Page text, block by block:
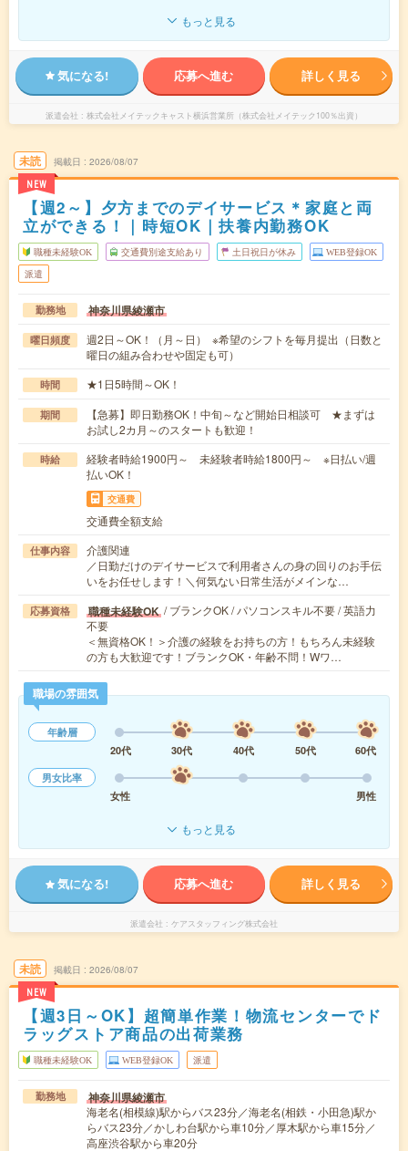
もっと見る
気になる! 応募へ進む 詳しく見る
派遣会社 株式会社メイテックキャスト横浜営業所（株式会社メイテック100％出資）
未読
NEW
掲載日 2026/08/07
【週2～】夕方までのデイサービス＊家庭と両
立ができる！｜時短OK｜扶養内勤務OK
職種未経験OK 交通費別途支給あり 土日祝日が休み WEB登録OK
派遣
勤務地 神奈川県綾瀬市
曜日頻度
週2日～OK！（月～日） ※希望のシフトを毎月提出（日数と
曜日の組み合わせや固定も可）
時間 ★1日5時間～OK！
期間
【急募】即日勤務OK！中旬～など開始日相談可 ★まずは
お試し2カ月～のスタートも歓迎！
時給
経験者時給1900円～ 未経験者時給1800円～ ※日払い/週
払いOK！
交通費
交通費全額支給
仕事内容
介護関連
／日勤だけのデイサービスで利用者さんの身の回りのお手伝
いをお任せします！＼何気ない日常生活がメインな…
応募資格 職種未経験OK / ブランクOK / パソコンスキル不要 / 英語力
不要
＜無資格OK！＞介護の経験をお持ちの方！もちろん未経験
の方も大歓迎です！ブランクOK・年齢不問！Wワ…
職場の雰囲気
年齢層
20代
30代 40代 50代
60代
男女比率
女性
男性
もっと見る
気になる! 応募へ進む 詳しく見る
派遣会社 ケアスタッフィング株式会社
未読
NEW
掲載日 2026/08/07
【週3日～OK】超簡単作業！物流センターでド
ラッグストア商品の出荷業務
職種未経験OK WEB登録OK 派遣
勤務地 神奈川県綾瀬市
海老名(相模線)駅からバス23分／海老名(相鉄・小田急)駅か
らバス23分／かしわ台駅から車10分／厚木駅から車15分／
高座渋谷駅から車20分